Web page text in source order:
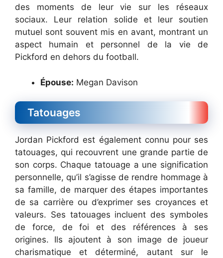
des moments de leur vie sur les réseaux
sociaux. Leur relation solide et leur soutien
mutuel sont souvent mis en avant, montrant un
aspect humain et personnel de la vie de
Pickford en dehors du football.
Épouse: Megan Davison
Tatouages
Jordan Pickford est également connu pour ses
tatouages, qui recouvrent une grande partie de
son corps. Chaque tatouage a une signification
personnelle, qu’il s’agisse de rendre hommage à
sa famille, de marquer des étapes importantes
de sa carrière ou d’exprimer ses croyances et
valeurs. Ses tatouages incluent des symboles
de force, de foi et des références à ses
origines. Ils ajoutent à son image de joueur
charismatique et déterminé, autant sur le